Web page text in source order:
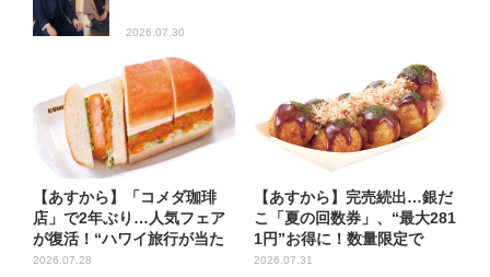
2026.07.30
【あすから】「コメダ珈琲
店」で2年ぶり…人気フェア
が復活！“ハワイ旅行が当た
る”...
2026.07.28
【あすから】完売続出…銀だ
こ「夏の回数券」、“最大281
1円”お得に！数量限定で
2026.07.31